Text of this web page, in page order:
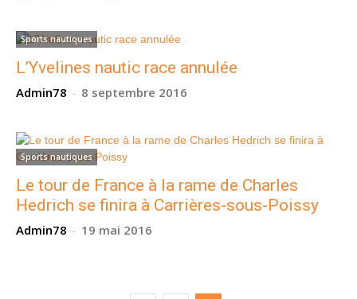
Sports nautiques
L’Yvelines nautic race annulée
Admin78 - 8 septembre 2016
Sports nautiques
Le tour de France à la rame de Charles
Hedrich se finira à Carrières-sous-Poissy
Admin78 - 19 mai 2016